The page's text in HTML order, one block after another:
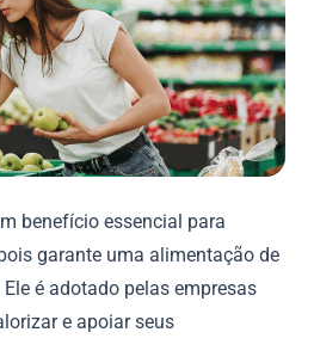
benefício essencial para
garante uma alimentação de
é adotado pelas empresas
e apoiar seus